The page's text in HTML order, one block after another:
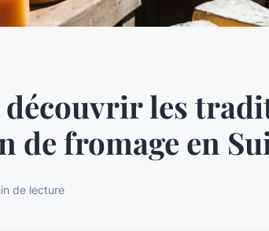
les
de fromage en
de lecture